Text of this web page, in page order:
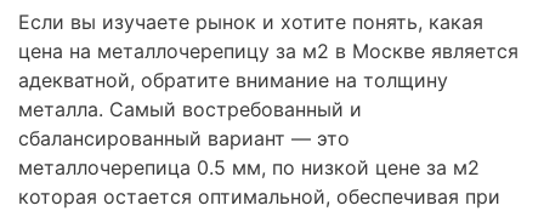
Если вы изучаете рынок и хотите понять, какая
цена на металлочерепицу за м2 в Москве является
адекватной, обратите внимание на толщину
металла. Самый востребованный и
сбалансированный вариант — это
металлочерепица 0.5 мм, по низкой цене за м2
которая остается оптимальной, обеспечивая при